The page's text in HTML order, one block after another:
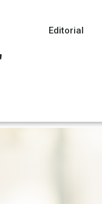
Editorial